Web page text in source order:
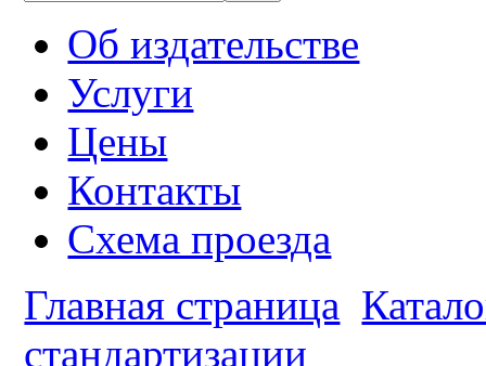
Об издательстве
Услуги
Цены
Контакты
Схема проезда
Главная страница
стандартизации